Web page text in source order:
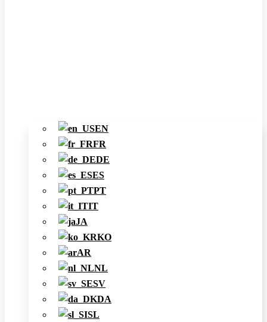
EN
FR
DE
ES
PT
IT
JA
KO
AR
NL
SV
DA
SL